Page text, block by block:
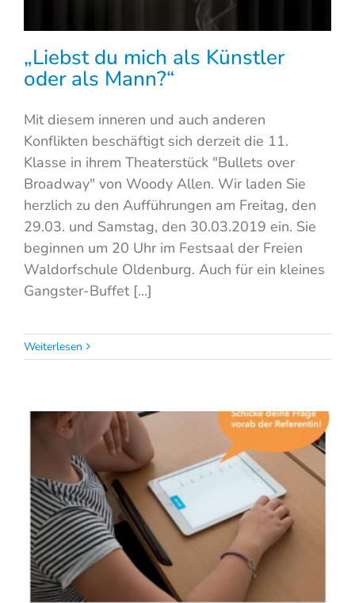
„Liebst du mich als Künstler
oder als Mann?“
Mit diesem inneren und auch anderen
Konflikten beschäftigt sich derzeit die 11.
Klasse in ihrem Theaterstück "Bullets over
Broadway" von Woody Allen. Wir laden Sie
herzlich zu den Aufführungen am Freitag, den
29.03. und Samstag, den 30.03.2019 ein. Sie
beginnen um 20 Uhr im Festsaal der Freien
Waldorfschule Oldenburg. Auch für ein kleines
Gangster-Buffet [...]
Weiterlesen